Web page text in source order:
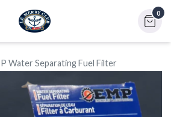
0
Water Separating Fuel Filter